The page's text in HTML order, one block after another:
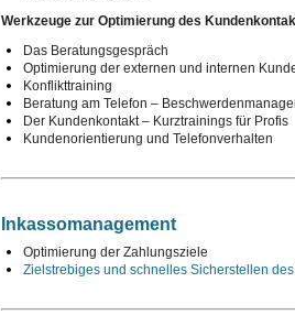
Werkzeuge zur Optimierung des
Das Beratungsgespräch
Optimierung der externen und internen
Konflikttraining
Beratung am Telefon –
Der Kundenkontakt – Kurztrainings für Profis
Kundenorientierung und Telefonverhalten
Inkassomanagement
Optimierung der Zahlungsziele
Zielstrebiges und schnelles Sicherstellen